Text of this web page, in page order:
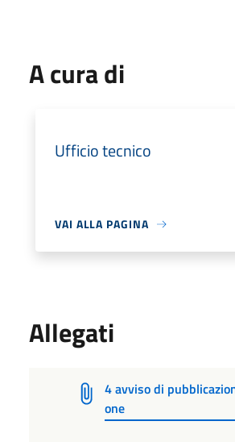
A cura di
Ufficio tecnico
VAI ALLA PAGINA
Allegati
4 avviso di
one